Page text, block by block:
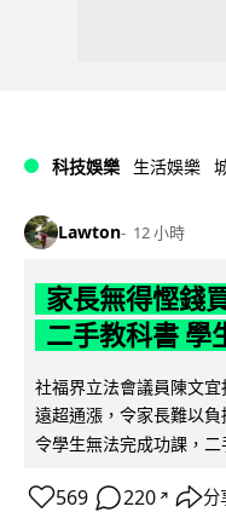
科技娛樂 生活娛樂
Lawton 12 小時
家長無得慳錢
二手教科書 學
社福界立法會議員陳文
遠超通漲，令家長難以
令學生無法完成功課，二
569 220 ↗ 分